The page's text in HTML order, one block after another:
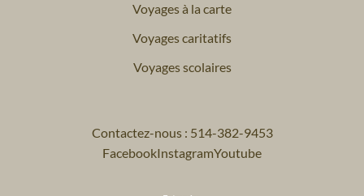
Voyages à la carte
Voyages caritatifs
Voyages scolaires
Contactez-nous : 514-382-9453
FacebookInstagramYoutube